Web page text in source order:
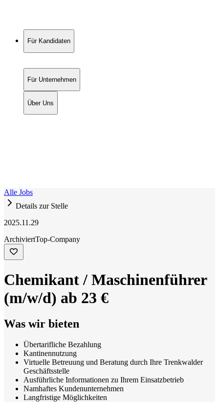
Für Kandidaten
Für Unternehmen
Über Uns
Alle Jobs
Details zur Stelle
2025.11.29
ArchiviertTop-Company
Chemikant / Maschinenführer
(m/w/d) ab 23 €
Was wir bieten
Übertarifliche Bezahlung
Kantinennutzung
Virtuelle Betreuung und Beratung durch Ihre Trenkwalder
Geschäftsstelle
Ausführliche Informationen zu Ihrem Einsatzbetrieb
Namhaftes Kundenunternehmen
Langfristige Möglichkeiten